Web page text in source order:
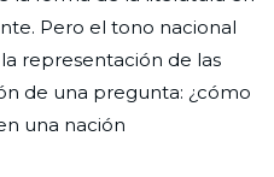
Pero el tono nacional
representación de las
de una pregunta: ¿cómo
una nación